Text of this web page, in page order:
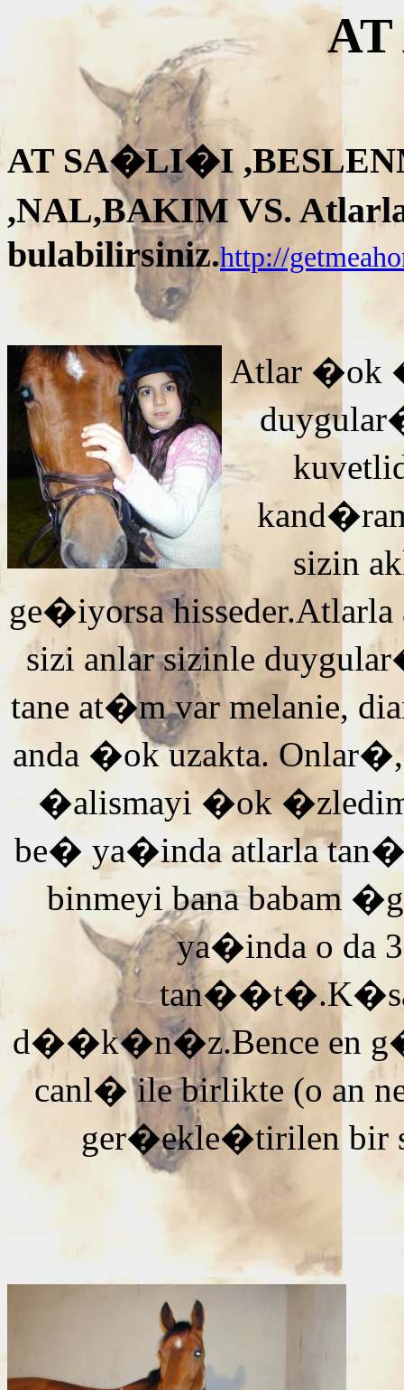
AT SA�LI�I
,NAL,BAKIM VS.
bulabilirsiniz.http://
Atlar �ok
sizin
ge�iyorsa
sizi anlar sizinle
tane at�m var melanie,
anda �ok uzakta.
�alismayi �ok
be� ya�inda atlarla
binmeyi bana babam
ya�inda o da
d��k�n�z.Bence en
canl� ile birlikte (o an
ger�ekle�tirilen bir